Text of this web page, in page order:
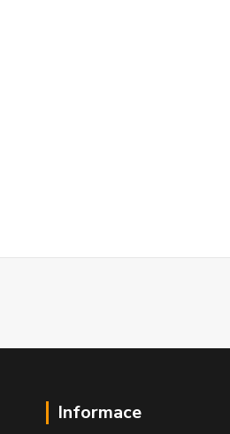
Informace